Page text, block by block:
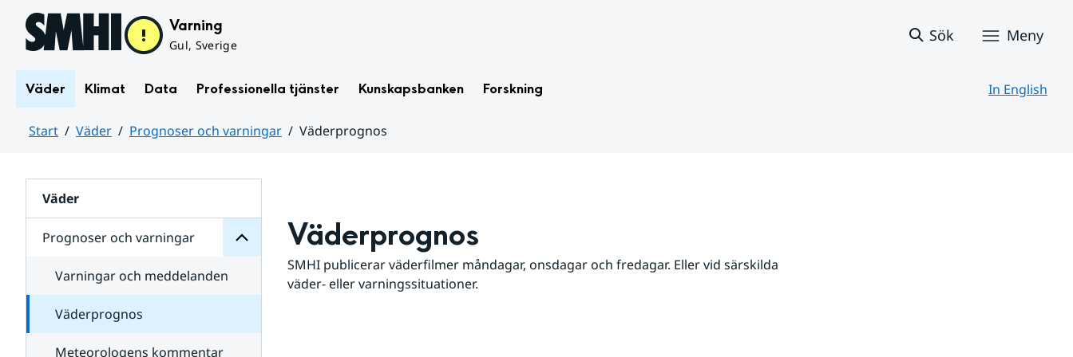
Hoppa till sidans innehåll Varning
Gul, Sverige
Sök Meny
Väder Klimat Data Professionella tjänster Kunskapsbanken Forskning In English
Start Väder Prognoser och varningar
Väderprognos
Väder
Prognoser och varningar
för
varningar
Varningar och meddelanden
Väderprognos
Meteorologens kommentar
Väderprognos
SMHI publicerar väderfilmer måndagar, onsdagar och fredagar. Eller vid särskilda
väder- eller varningssituationer.